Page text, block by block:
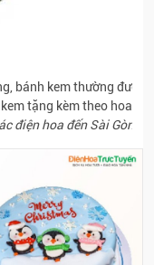
bánh kem thường
tặng kèm theo hoa
điện hoa đến Sài Gòn;